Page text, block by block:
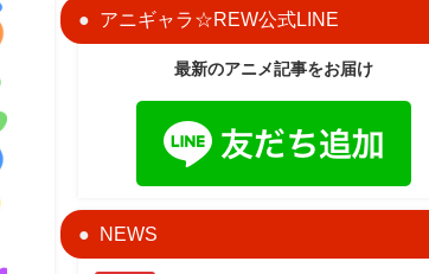
アニギャラ☆REW公式LINE
最新のアニメ記事をお届け
NEWS